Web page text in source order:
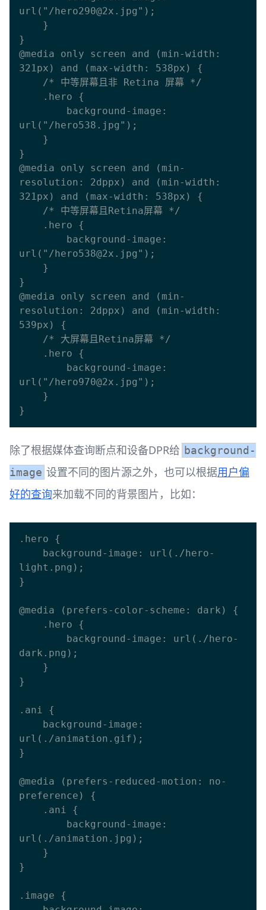
url("/hero290@2x.jpg");
}
@media only screen and (min-width:
321px) and (max-width: 538px) {
url("/hero538.jpg");
}
@media only screen and (min-
resolution: 2dppx) and (min-width:
321px) and (max-width: 538px) {
url("/hero538@2x.jpg");
}
@media only screen and (min-
resolution: 2dppx) and (min-width:
539px) {
url("/hero970@2x.jpg");
除了根据媒体查询断点和设备DPR给 background-
image 设置不同的图片源之外，也可以根据用户偏
好的查询来加载不同的背景图片，比如：
.hero {
light.png);
}
@media (prefers-color-scheme: dark) {
dark.png);
}
.ani {
url(./animation.gif);
}
@media (prefers-reduced-motion: no-
preference) {
url(./animation.jpg);
}
.image {